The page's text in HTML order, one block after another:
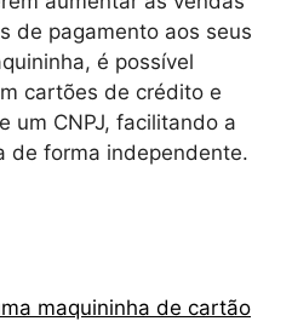
de pagamento aos seus
é possível
cartões de crédito e
um CNPJ, facilitando a
de forma independente.
maquininha de cartão